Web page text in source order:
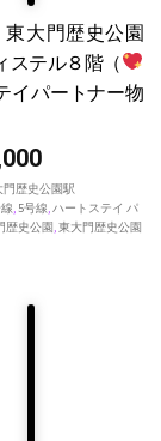
東大門歴史公園
ステル８階（
イパートナー物
門歴史公園駅
, 5号線,ハートステイ パ
歴史公園,東大門歴史公園